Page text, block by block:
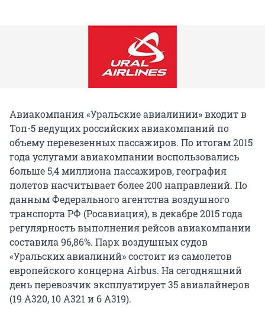
Авиакомпания «Уральские авиалинии» входит в
Топ-5 ведущих российских авиакомпаний по
объему перевезенных пассажиров. По итогам 2015
года услугами авиакомпании воспользовались
больше 5,4 миллиона пассажиров, география
полетов насчитывает более 200 направлений. По
данным Федерального агентства воздушного
транспорта РФ (Росавиация), в декабре 2015 года
регулярность выполнения рейсов авиакомпании
составила 96,86%. Парк воздушных судов
«Уральских авиалиний» состоит из самолетов
европейского концерна Airbus. На сегодняшний
день перевозчик эксплуатирует 35 авиалайнеров
(19 А320, 10 А321 и 6 А319).